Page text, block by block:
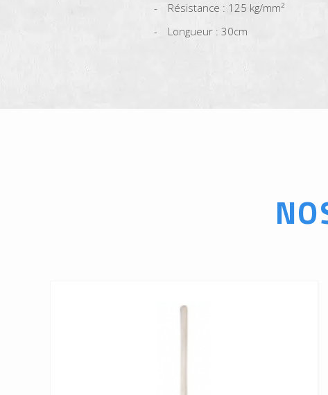
Résistance : 125 kg/mm²
Longueur : 30cm